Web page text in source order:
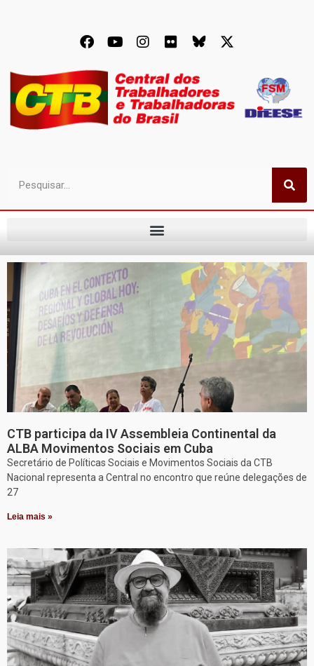
CTB participa da IV Assembleia Continental da
ALBA Movimentos Sociais em Cuba
Secretário de Políticas Sociais e Movimentos Sociais da CTB
Nacional representa a Central no encontro que reúne delegações de
27
Leia mais »